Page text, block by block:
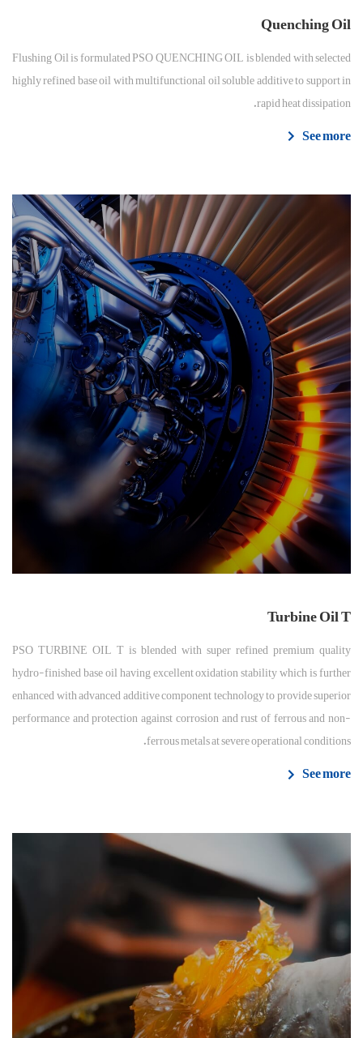
Quenching Oil
Flushing Oil is formulated PSO QUENCHING OIL is blended with selected
highly refined base oil with multifunctional oil soluble additive to support in
rapid heat dissipation.
See more
Turbine Oil T
PSO TURBINE OIL T is blended with super refined premium quality
hydro-finished base oil having excellent oxidation stability which is further
enhanced with advanced additive component technology to provide superior
performance and protection against corrosion and rust of ferrous and non-
ferrous metals at severe operational conditions.
See more